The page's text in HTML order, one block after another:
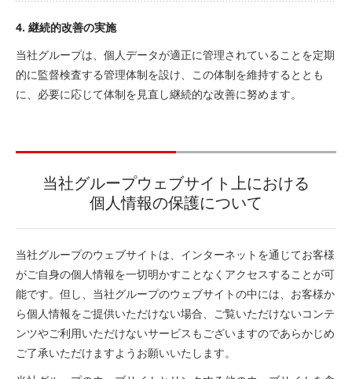
4. 継続的改善の実施
当社グループは、個人データが適正に管理されていることを定期
的に監督検査する管理体制を設け、この体制を維持するととも
に、必要に応じて体制を見直し継続的な改善に努めます。
当社グループウェブサイト上における
個人情報の保護について
当社グループのウェブサイトは、インターネットを通じてお客様
がご自身の個人情報を一切明かすことなくアクセスすることが可
能です。但し、当社グループのウェブサイトの中には、お客様か
ら個人情報をご提供いただけない場合、ご覧いただけないコンテ
ンツやご利用いただけないサービスもございますのであらかじめ
ご了承いただけますようお願いいたします。